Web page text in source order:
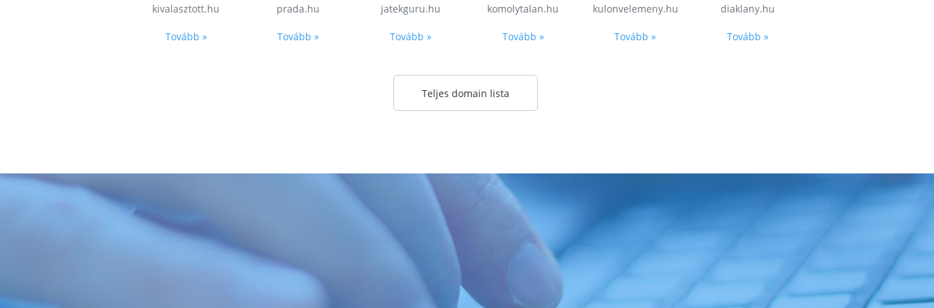
kivalasztott.hu
Tovább »
prada.hu
Tovább »
jatekguru.hu
Tovább »
komolytalan.hu
Tovább »
kulonvelemeny.hu
Tovább »
diaklany.hu
Tovább »
Teljes domain lista